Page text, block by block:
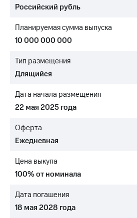
регионе
и акционерам
Корпоративное
Корпоративный
секретарь
информации
Информация
"МТС"
акционеров
Личный
акционера
Акционерный
капитал
Российский рубль
Планируемая сумма выпуска
10 000 000 000
Тип размещения
Длящийся
Дата начала размещения
22 мая 2025 года
Оферта
Ежедневная
Цена выкупа
100% от номинала
Дата погашения
18 мая 2028 года